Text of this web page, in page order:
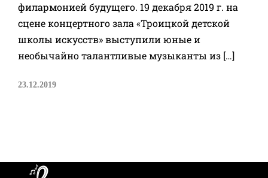
филармонией будущего. 19 декабря 2019 г. на
сцене концертного зала «Троицкой детской
школы искусств» выступили юные и
необычайно талантливые музыканты из […]
23.12.2019